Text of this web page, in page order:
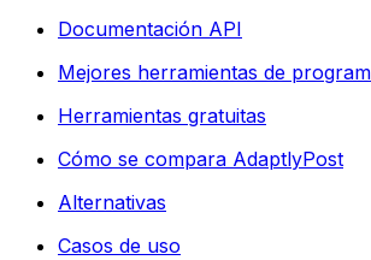
Documentación API
Mejores herramientas de
Herramientas gratuitas
Cómo se compara AdaptlyPost
Alternativas
Casos de uso